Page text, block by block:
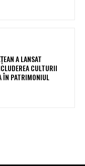
A LANSAT
CULTURII
ÎN PATRIMONIUL